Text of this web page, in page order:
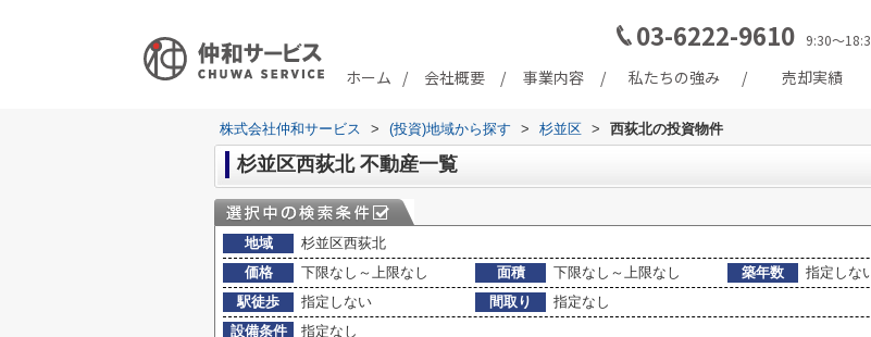
03-6222-9610 9:30～
ホーム
会社概要 事業内容 私たちの強み 売却実績
株式会社仲和サービス > (投資)地域から探す > 杉並区 > 西荻北の投資物件
杉並区西荻北 不動産一覧
地域
杉並区西荻北
価格
下限なし～上限なし 面積 下限なし～上限なし 築年数
指定しな
駅徒歩
指定しない 間取り
指定なし
設備条件
指定なし